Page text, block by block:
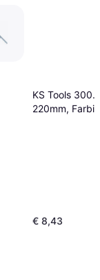
KS Tools
220mm,
€ 8,43